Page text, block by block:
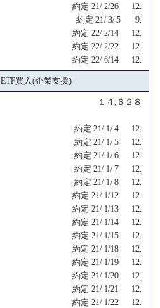
約定 21/ 2/26 12.
約定 21/ 3/ 5 9.
約定 22/ 2/14 12.
約定 22/ 2/22 12.
約定 22/ 6/14 12.
ETF買入(企業支援)
１４,６２８
約定 21/ 1/ 4 12.
約定 21/ 1/ 5 12.
約定 21/ 1/ 6 12.
約定 21/ 1/ 7 12.
約定 21/ 1/ 8 12.
約定 21/ 1/12 12.
約定 21/ 1/13 12.
約定 21/ 1/14 12.
約定 21/ 1/15 12.
約定 21/ 1/18 12.
約定 21/ 1/19 12.
約定 21/ 1/20 12.
約定 21/ 1/21 12.
約定 21/ 1/22 12.